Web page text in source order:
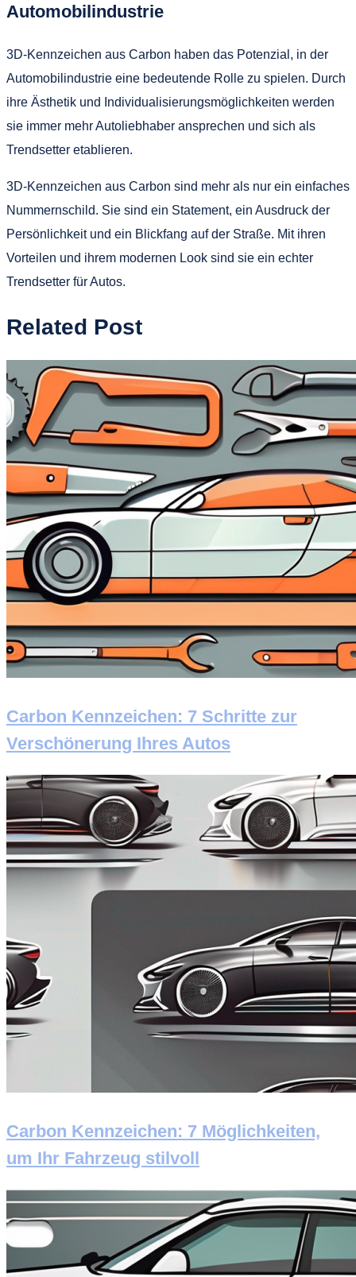
Automobilindustrie
3D-Kennzeichen aus Carbon haben das Potenzial, in der
Automobilindustrie eine bedeutende Rolle zu spielen. Durch
ihre Ästhetik und Individualisierungsmöglichkeiten werden
sie immer mehr Autoliebhaber ansprechen und sich als
Trendsetter etablieren.
3D-Kennzeichen aus Carbon sind mehr als nur ein einfaches
Nummernschild. Sie sind ein Statement, ein Ausdruck der
Persönlichkeit und ein Blickfang auf der Straße. Mit ihren
Vorteilen und ihrem modernen Look sind sie ein echter
Trendsetter für Autos.
Related Post
Carbon Kennzeichen: 7 Schritte zur
Verschönerung Ihres Autos
Carbon Kennzeichen: 7 Möglichkeiten,
um Ihr Fahrzeug stilvoll